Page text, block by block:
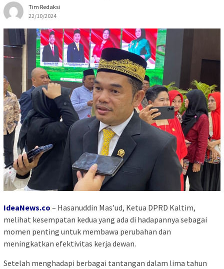
Tim Redaksi
22/10/2024
IdeaNews.co – Hasanuddin Mas’ud, Ketua DPRD Kaltim,
melihat kesempatan kedua yang ada di hadapannya sebagai
momen penting untuk membawa perubahan dan
meningkatkan efektivitas kerja dewan.
Setelah menghadapi berbagai tantangan dalam lima tahun